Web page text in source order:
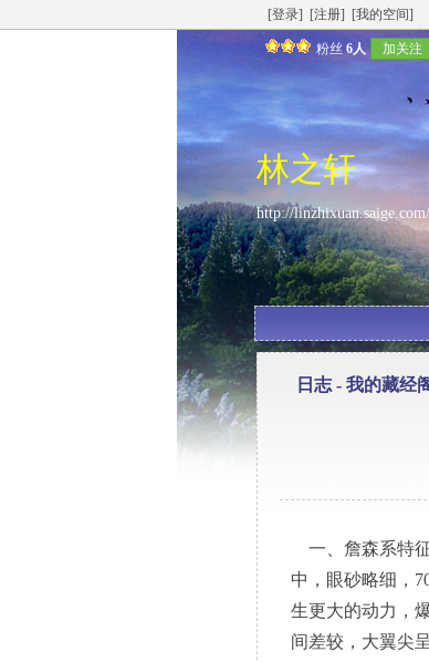
[登录] [注册] [我的空间]
粉丝 6人 加关注
林之轩
http://linzhixuan.saige.com/
日志 - 我的藏经
一、詹森系特
中，眼砂略细，
生更大的动力，
间差较，大翼尖